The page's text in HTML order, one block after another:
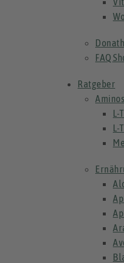
Donath
FAQ
Ratgeber
L-
L-